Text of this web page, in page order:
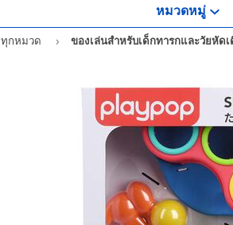
หมวดหมู่
ทุกหมวด
ของเล่นสำหรับเด็กทารกและวัยหัด